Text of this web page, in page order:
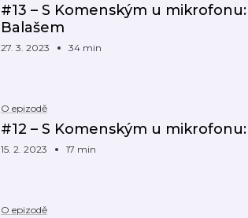
#13 – S Komenským u
Balašem
27. 3. 2023 34 min
O epizodě
#12 – S Komenským u
15. 2. 2023 17 min
O epizodě